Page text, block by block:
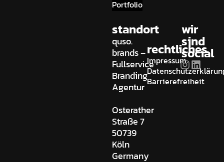
Portfolio
standort
quso.
brands –
Fullservice
Branding
Agentur
Osterather
Straße 7
50739
Köln
Germany
rechtliches
Impressum
Barrierefreiheit
wir
sind
social